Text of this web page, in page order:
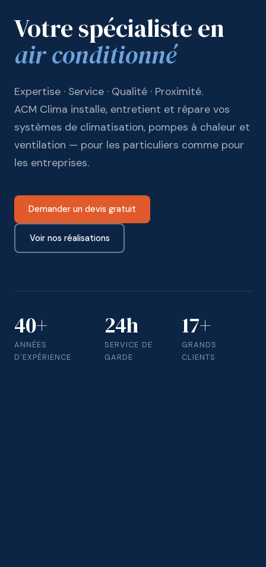
Votre spécialiste en
air conditionné
Expertise · Service · Qualité · Proximité.
ACM Clima installe, entretient et répare vos
systèmes de climatisation, pompes à chaleur et
ventilation — pour les particuliers comme pour
les entreprises.
Demander un devis gratuit
Voir nos réalisations
40+
ANNÉES
D'EXPÉRIENCE
24h
SERVICE DE
GARDE
17+
GRANDS
CLIENTS